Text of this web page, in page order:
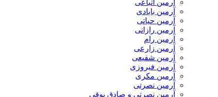
آرمین اتباعی
آرمین بابادی
آرمین حیاتی
آرمین رازانی
آرمین رام
آرمین زارعی
آرمین شفیعی
آرمین فیروزی
آرمین مکری
آرمین نصرتی
آرمین نصرتی و صادق بوقی